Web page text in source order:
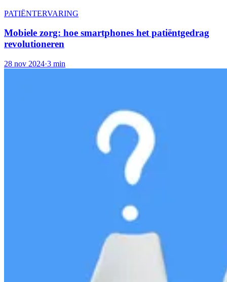
PATIËNTERVARING
Mobiele zorg: hoe smartphones het patiëntgedrag
revolutioneren
28 nov 2024·3 min